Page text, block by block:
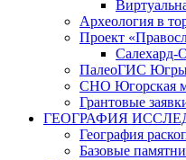
Археология в
Проект
Салехард-
ПалеоГИС
СНО Югорская
Грантовые
ГЕОГРАФИЯ
География
Базовые